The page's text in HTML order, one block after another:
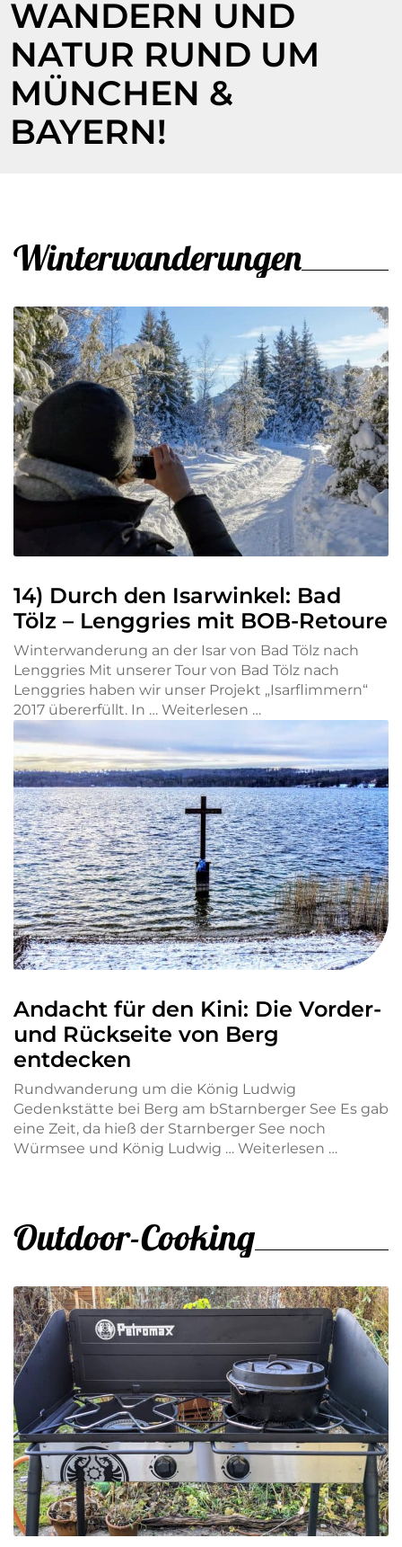
WANDERN UND
NATUR RUND UM
MÜNCHEN &
BAYERN!
Winterwanderungen
14) Durch den Isarwinkel: Bad
Tölz – Lenggries mit BOB-Retoure
Winterwanderung an der Isar von Bad Tölz nach
Lenggries Mit unserer Tour von Bad Tölz nach
Lenggries haben wir unser Projekt „Isarflimmern“
2017 übererfüllt. In … Weiterlesen …
Andacht für den Kini: Die Vorder-
und Rückseite von Berg
entdecken
Rundwanderung um die König Ludwig
Gedenkstätte bei Berg am bStarnberger See Es gab
eine Zeit, da hieß der Starnberger See noch
Würmsee und König Ludwig … Weiterlesen …
Outdoor-Cooking